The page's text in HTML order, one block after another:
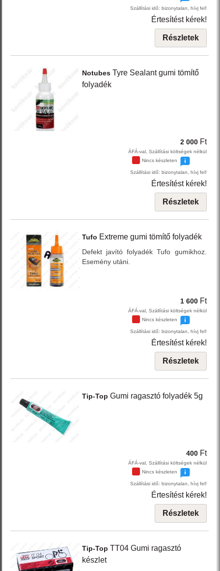
Szállítási idő: bizonytalan, hívj fel!
Értesítést kérek!
Részletek
Notubes Tyre Sealantgumi tömítő
folyadék
2 000 Ft
ÁFÁ-val, Szállítási költségek nélkül
Nincs készleten
Szállítási idő: bizonytalan, hívj fel!
Értesítést kérek!
Részletek
Tufo Extreme gumi tömítő folyadék
Defekt javító folyadék Tufo gumikhoz.
Esemény utáni.
1 600 Ft
ÁFÁ-val, Szállítási költségek nélkül
Nincs készleten
Szállítási idő: bizonytalan, hívj fel!
Értesítést kérek!
Részletek
Tip-Top Gumi ragasztó folyadék 5g
400 Ft
ÁFÁ-val, Szállítási költségek nélkül
Nincs készleten
Szállítási idő: bizonytalan, hívj fel!
Értesítést kérek!
Részletek
Tip-Top TT04 Gumi ragasztó
készlet